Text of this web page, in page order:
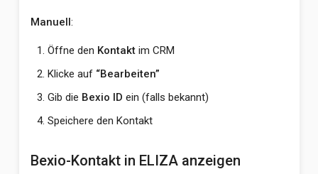
Manuell:
Öffne den Kontaktim CRM
Klicke auf “Bearbeiten”
Gib die Bexio ID ein (falls bekannt)
Speichere den Kontakt
Bexio-Kontakt in ELIZA anzeigen